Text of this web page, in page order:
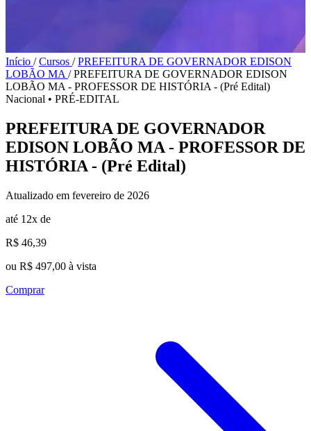
Início / Cursos / PREFEITURA DE GOVERNADOR EDISON
LOBÃO MA / PREFEITURA DE GOVERNADOR EDISON
LOBÃO MA - PROFESSOR DE HISTÓRIA - (Pré Edital)
Nacional • PRÉ-EDITAL
PREFEITURA DE GOVERNADOR
EDISON LOBÃO MA - PROFESSOR DE
HISTÓRIA - (Pré Edital)
Atualizado em fevereiro de 2026
até 12x de
R$ 46,39
ou R$ 497,00 à vista
Comprar